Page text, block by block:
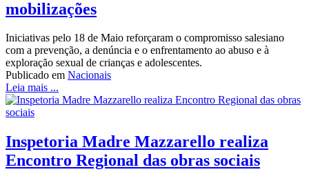
mobilizações
Iniciativas pelo 18 de Maio reforçaram o compromisso salesiano
com a prevenção, a denúncia e o enfrentamento ao abuso e à
exploração sexual de crianças e adolescentes.
Publicado em Nacionais
Leia mais ...
Inspetoria Madre Mazzarello realiza
Encontro Regional das obras sociais